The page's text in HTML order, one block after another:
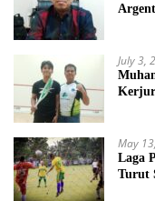
July 3,
May
Laga
Turut